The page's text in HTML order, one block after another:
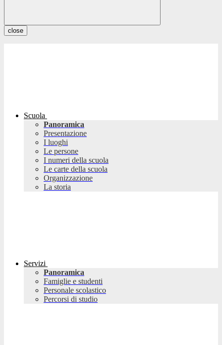
close
Scuola
Panoramica
Presentazione
I luoghi
Le persone
I numeri della scuola
Le carte della scuola
Organizzazione
La storia
Servizi
Panoramica
Famiglie e studenti
Personale scolastico
Percorsi di studio